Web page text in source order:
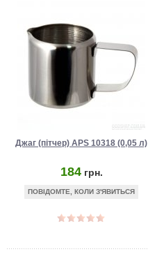
Джаг (пітчер) APS 10318 (0,05 л)
184 грн.
ПОВІДОМТЕ, КОЛИ З'ЯВИТЬСЯ